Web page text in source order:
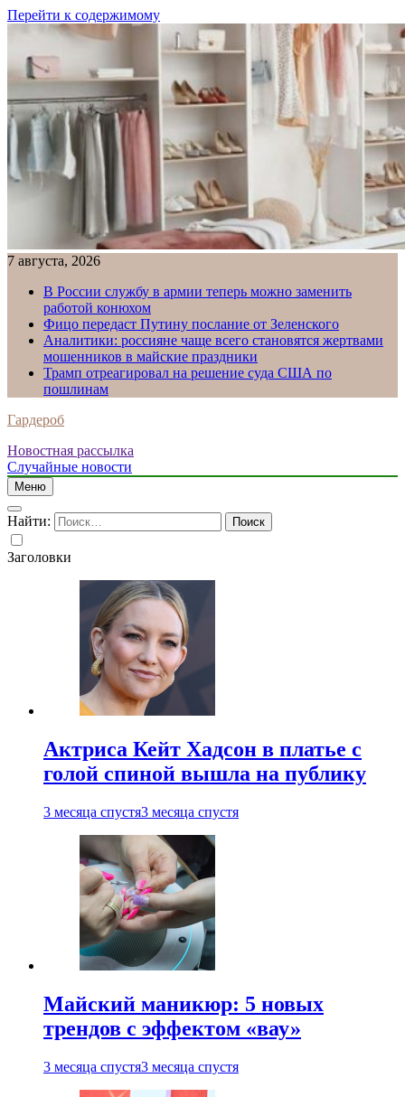
Перейти к содержимому
7 августа, 2026
В России службу в армии теперь можно заменить
работой конюхом
Фицо передаст Путину послание от Зеленского
Аналитики: россияне чаще всего становятся жертвами
мошенников в майские праздники
Трамп отреагировал на решение суда США по
пошлинам
Гардероб
Новостная рассылка
Случайные новости
Меню
Найти:
Заголовки
Актриса Кейт Хадсон в платье с
голой спиной вышла на публику
3 месяца спустя3 месяца спустя
Майский маникюр: 5 новых
трендов с эффектом «вау»
3 месяца спустя3 месяца спустя